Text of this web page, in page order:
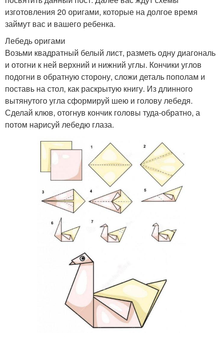
изготовления 20 оригами, которые на долгое время
займут вас и вашего ребенка.
Лебедь оригами
Возьми квадратный белый лист, разметь одну диагональ
и отогни к ней верхний и нижний углы. Кончики углов
подогни в обратную сторону, сложи деталь пополам и
поставь на стол, как раскрытую книгу. Из длинного
вытянутого угла сформируй шею и голову лебедя.
Сделай клюв, отогнув кончик головы туда-обратно, а
потом нарисуй лебедю глаза.